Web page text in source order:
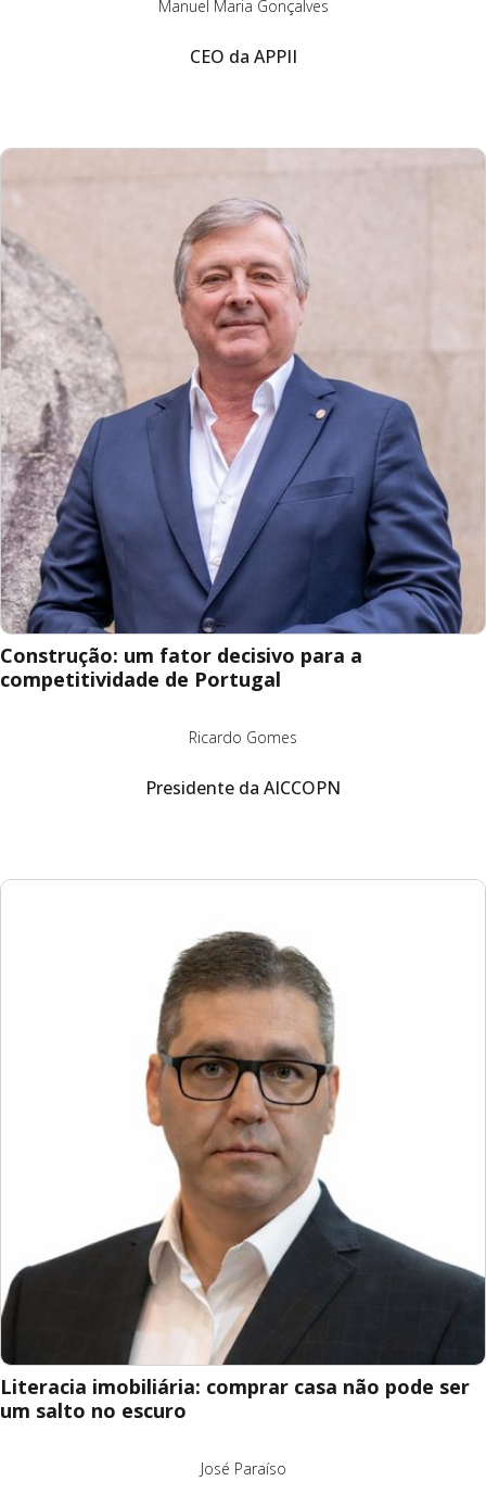
Manuel Maria Gonçalves
CEO da APPII
Construção: um fator decisivo para a
competitividade de Portugal
Ricardo Gomes
Presidente da AICCOPN
Literacia imobiliária: comprar casa não pode ser
um salto no escuro
José Paraíso